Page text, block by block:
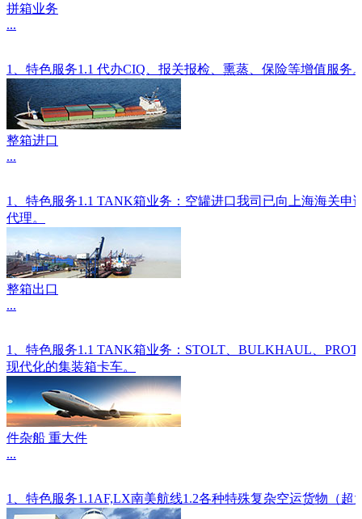
拼箱业务
...
1、特色服务1.1 代办CIQ、报关报检、熏蒸、保险等增值服
整箱进口
...
1、特色服务1.1 TANK箱业务：空罐进口我司已向上海海关
代理。
整箱出口
...
1、特色服务1.1 TANK箱业务：STOLT、BULKHAUL、
现代化的集装箱卡车。
件杂船 重大件
...
1、特色服务1.1AF,LX南美航线1.2各种特殊复杂空运货物（